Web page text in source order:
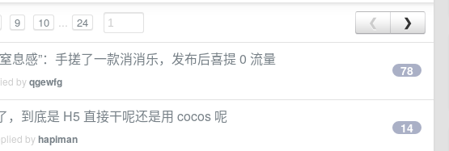
9 10 ... 24 ❮ ❯
息感”：手搓了一款消消乐，发布后喜提 0 流量
byqgewfg
78
，到底是 H5 直接干呢还是用 cocos 呢
byhapiman
14